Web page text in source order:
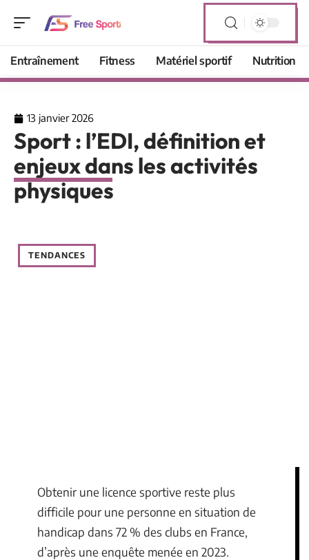
Entraînement Fitness Matériel sportif Nutrition
13 janvier 2026
Sport : l’EDI, définition et
enjeux dans les activités
physiques
TENDANCES
Obtenir une licence sportive reste plus
difficile pour une personne en situation de
handicap dans 72 % des clubs en France,
d’après une enquête menée en 2023.